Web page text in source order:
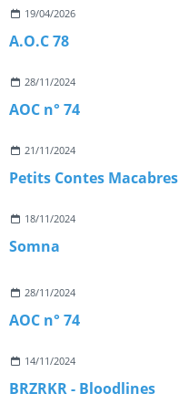
19/04/2026
A.O.C 78
28/11/2024
AOC n° 74
21/11/2024
Petits Contes Macabres
18/11/2024
Somna
28/11/2024
AOC n° 74
14/11/2024
BRZRKR - Bloodlines